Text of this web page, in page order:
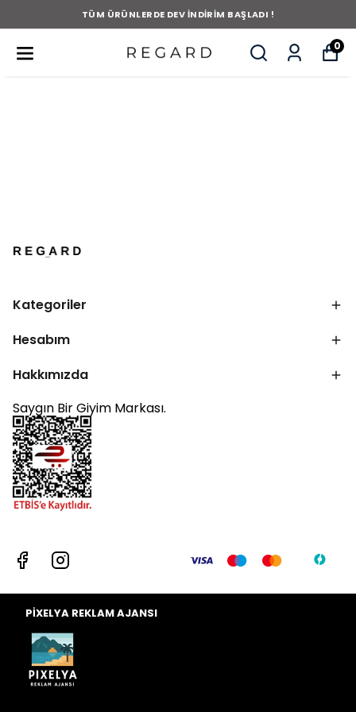
TÜM ÜRÜNLERDE DEV İNDİRİM BAŞLADI !
0
Kategoriler
Hesabım
Hakkımızda
Saygın Bir Giyim Markası.
PİXELYA REKLAM AJANSI